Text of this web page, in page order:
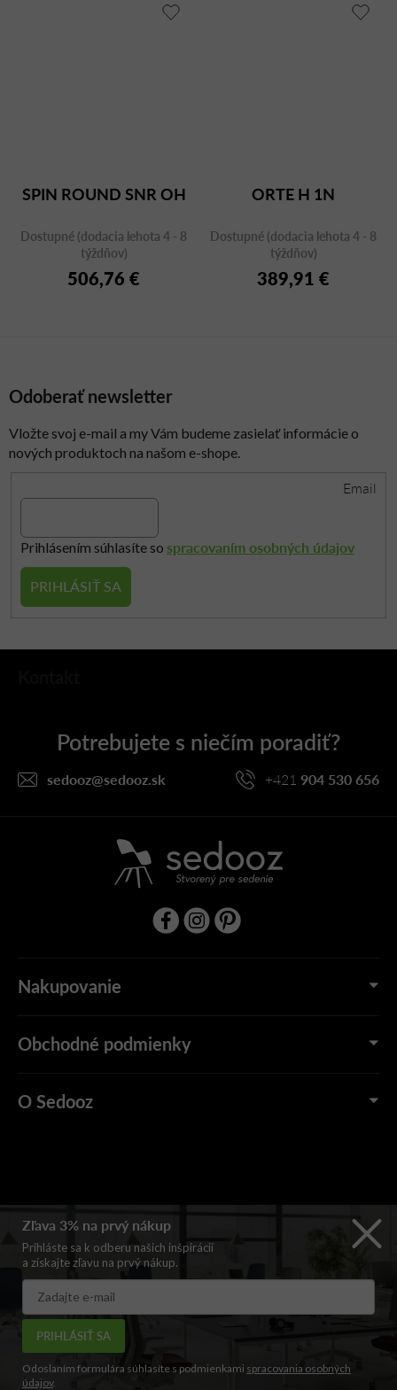
SPIN ROUND SNR OH
Dostupné (dodacia lehota 4 - 8
týždňov)
506,76 €
ORTE H 1N
Dostupné (dodacia lehota 4 - 8
týždňov)
389,91 €
Odoberať newsletter
Vložte svoj e-mail a my Vám budeme zasielať informácie o
nových produktoch na našom e-shope.
Email
Prihlásením súhlasíte so spracovaním osobných údajov
PRIHLÁSIŤ SA
Z
sedooz@sedooz.sk +421 904 530 656
Nakupovanie
Obchodné podmienky
O Sedooz
Copyright 2026Sedooz.sk – Stvorený pre sedenie | Prémiový online
Zľava 3% na prvý nákup
Prihláste sa k odberu našich inšpirácií
a získajte zľavu na prvý nákup.
PRIHLÁSIŤ SA
Odoslaním formulára súhlasíte s podmienkami spracovania osobných
údajov.